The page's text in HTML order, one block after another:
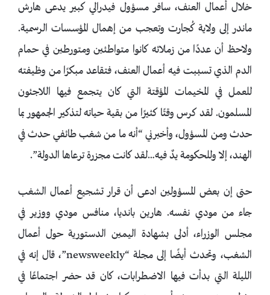
خلال أعمال العنف، سافر مسؤول فيدرالي كبير يدعى هارش
ماندر إلى ولاية كُجارت وتعجب من إهمال المؤسسات الرسمية.
ولاحظ أن عددًا من زملائه كانوا متواطئين ومتورطين في حمام
الدم الذي تسببت فيه أعمال العنف، فتقاعد مبكرًا من وظيفته
للعمل في المخيمات المؤقتة التي كان يتجمع فيها اللاجئون
المسلمون. لقد كرس وقتًا كثيرًا من بقية حياته لتذكير الجمهور بما
حدث ومن المسؤول، وأخبرني “أنه ما من شغب طائفي حدث في
الهند، إلا وللحكومة يدٌ فيه…لقد كانت مجزرة ترعاها الدولة”.
حتى إن بعض المسؤولين ادعى أن قرار تشجيع أعمال الشغب
جاء من مودي نفسه. هارين بانديا، منافس مودي ووزير في
مجلس الوزراء، أدلى بشهادة اليمين الدستورية حول أعمال
الشغب، وتحدث أيضًا إلى مجلة “newsweekly”، قال إنه في
الليلة التي بدأت فيها الاضطرابات، كان قد حضر اجتماعًا في